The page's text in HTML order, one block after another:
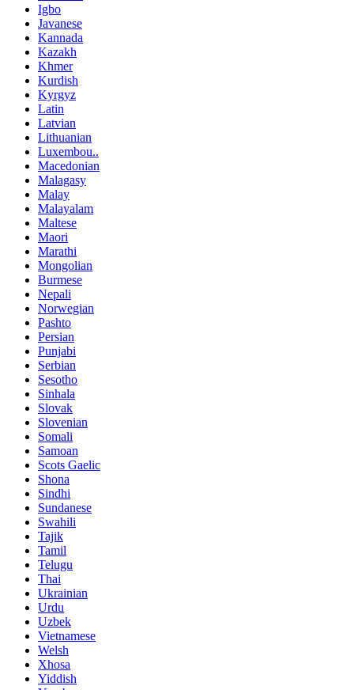
Igbo
Javanese
Kannada
Kazakh
Khmer
Kurdish
Kyrgyz
Latin
Latvian
Lithuanian
Luxembou..
Macedonian
Malagasy
Malay
Malayalam
Maltese
Maori
Marathi
Mongolian
Burmese
Nepali
Norwegian
Pashto
Persian
Punjabi
Serbian
Sesotho
Sinhala
Slovak
Slovenian
Somali
Samoan
Scots Gaelic
Shona
Sindhi
Sundanese
Swahili
Tajik
Tamil
Telugu
Thai
Ukrainian
Urdu
Uzbek
Vietnamese
Welsh
Xhosa
Yiddish